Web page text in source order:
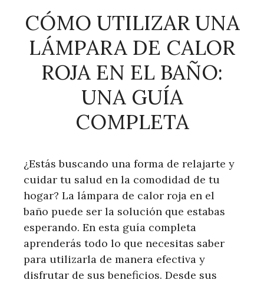
CÓMO UTILIZAR UNA
LÁMPARA DE CALOR
ROJA EN EL BAÑO:
UNA GUÍA
COMPLETA
¿Estás buscando una forma de relajarte y
cuidar tu salud en la comodidad de tu
hogar? La lámpara de calor roja en el
baño puede ser la solución que estabas
esperando. En esta guía completa
aprenderás todo lo que necesitas saber
para utilizarla de manera efectiva y
disfrutar de sus beneficios. Desde sus